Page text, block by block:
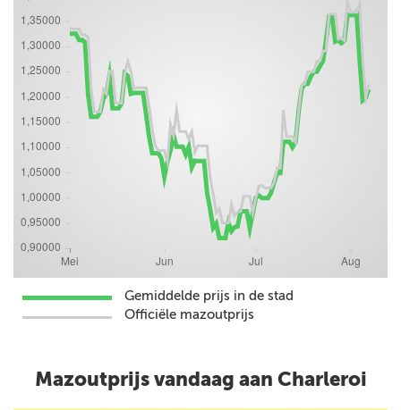
Gemiddelde prijs in de stad
Officiële mazoutprijs
Mazoutprijs vandaag aan Charleroi